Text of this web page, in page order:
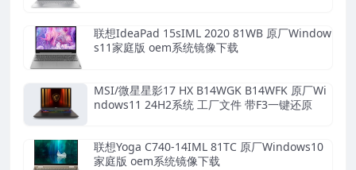
联想IdeaPad 15sIML 2020 81WB 原厂Window
s11家庭版 oem系统镜像下载
MSI/微星星影17 HX B14WGK B14WFK 原厂Wi
ndows11 24H2系统 工厂文件 带F3一键还原
联想Yoga C740-14IML 81TC 原厂Windows10
家庭版 oem系统镜像下载